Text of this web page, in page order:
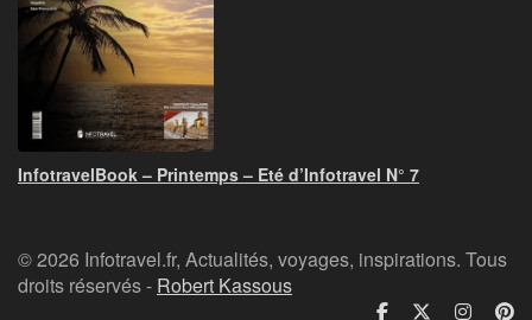
InfotravelBook – Printemps – Eté d’Infotravel N° 7
© 2026 Infotravel.fr, Actualités, voyages, inspirations. Tous
droits réservés - Robert Kassous